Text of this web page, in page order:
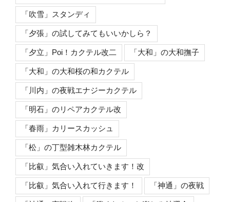
「吹雪」スタンディ
「夕張」の試してみてもいいかしら？
「夕立」Poi！カクテル改二 「大和」の大和撫子
「大和」の大和桜の和カクテル
「川内」の夜戦エナジーカクテル
「明石」のリペアカクテル改
「春雨」カリースカッシュ
「松」の丁型雑木林カクテル
「比叡」気合い入れていきます！改
「比叡」気合い入れて行きます！ 「神通」の夜戦